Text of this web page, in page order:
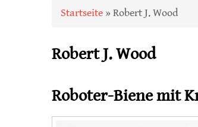
Sie sind hier
Startseite » Robert J. Wood
Robert J. Wood
Roboter-Biene mit